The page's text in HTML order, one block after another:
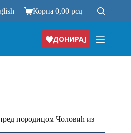
Корпа0,00рсд
ДОНИРАЈ
породицом Чоловић из